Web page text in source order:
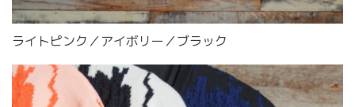
ライトピンク／アイボリー／ブラック